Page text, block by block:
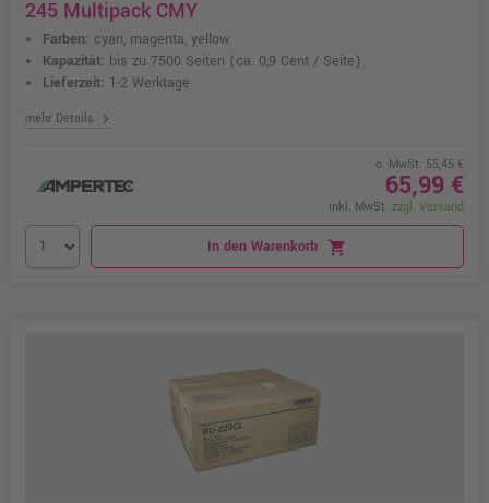
245 Multipack CMY
Farben: cyan, magenta, yellow
Kapazität: bis zu 7500 Seiten (ca. 0,9 Cent / Seite)
Lieferzeit: 1-2 Werktage
mehr Details chevron_right
o. MwSt. 55,45 €
65,99 €
inkl. MwSt. zzgl. Versand
In den Warenkorb shopping_cart